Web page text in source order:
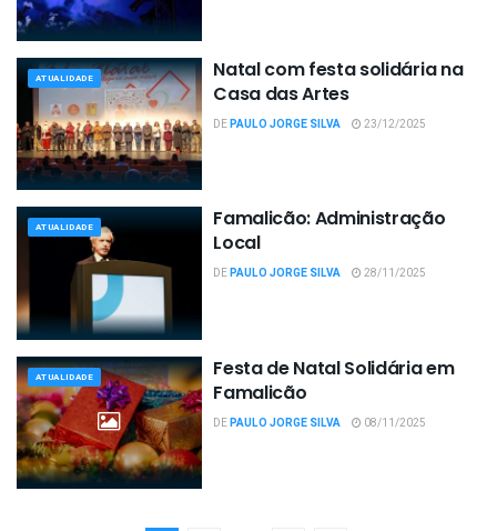
ATUALIDADE
Natal com festa solidária na
Casa das Artes
DEPAULO JORGE SILVA 23/12/2025
ATUALIDADE
Famalicão: Administração
Local
DEPAULO JORGE SILVA 28/11/2025
ATUALIDADE
Festa de Natal Solidária em
Famalicão
DEPAULO JORGE SILVA 08/11/2025